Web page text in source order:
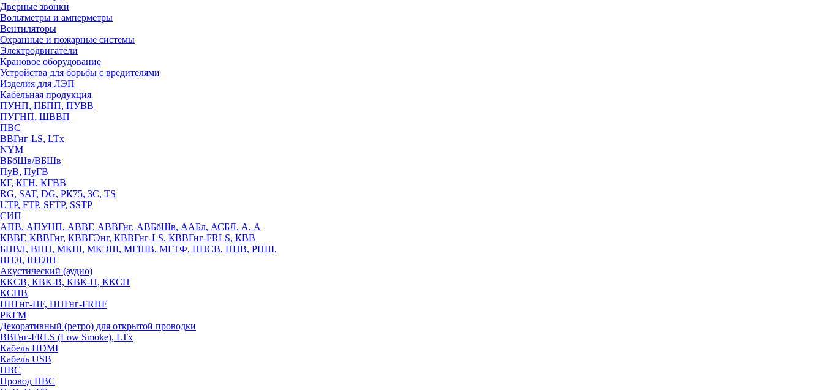
Дверные звонки
Вольтметры и амперметры
Вентиляторы
Охранные и пожарные системы
Электродвигатели
Крановое оборудование
Устройства для борьбы с вредителями
Изделия для ЛЭП
Кабельная продукция
ПУНП, ПБПП, ПУВВ
ПУГНП, ШВВП
ПВС
ВВГнг-LS, LTx
NYM
ВБбШв/ВБШв
ПуВ, ПуГВ
КГ, КГН, КГВВ
RG, SAT, DG, РК75, 3С, TS
UTP, FTP, SFTP, SSTP
СИП
АПВ, АПУНП, АВВГ, АВВГнг, АВБбШв, ААБл, АСБЛ, А, А
КВВГ, КВВГнг, КВВГЭнг, КВВГнг-LS, КВВГнг-FRLS, КВВ
БПВЛ, ВПП, МКШ, МКЭШ, МГШВ, МГТФ, ПНСВ, ППВ, РПШ,
ШТЛ, ШТЛП
Акустический (аудио)
ККСВ, КВК-В, КВК-П, ККСП
КСПВ
ППГнг-HF, ППГнг-FRHF
РКГМ
Декоративный (ретро) для открытой проводки
ВВГнг-FRLS (Low Smoke), LTx
Кабель HDMI
Кабель USB
ПВС
Провод ПВС